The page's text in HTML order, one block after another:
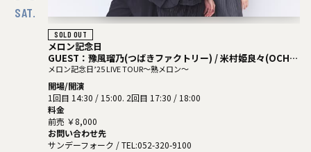
SAT.
SOLD OUT
メロン記念日
GUEST：豫風瑠乃(つばきファクトリー) / 米村姫良々(OCHA
NORMA)
メロン記念日’25 LIVE TOUR～熟メロン～
開場/開演
1回目 14:30 / 15:00. 2回目 17:30 / 18:00
料金
前売 ￥8,000
お問い合わせ先
サンデーフォーク / TEL:052-320-9100